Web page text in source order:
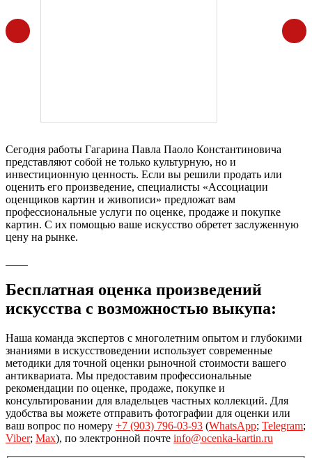
Сегодня работы Гагарина Павла Паоло Константиновича
представляют собой не только культурную, но и
инвестиционную ценность. Если вы решили продать или
оценить его произведение, специалисты «Ассоциации
оценщиков картин и живописи» предложат вам
профессиональные услуги по оценке, продаже и покупке
картин. С их помощью ваше искусство обретет заслуженную
цену на рынке.
Бесплатная оценка произведений
искусства с возможностью выкупа:
Наша команда экспертов с многолетним опытом и глубокими
знаниями в искусствоведении использует современные
методики для точной оценки рыночной стоимости вашего
антиквариата. Мы предоставим профессиональные
рекомендации по оценке, продаже, покупке и
консультировании для владельцев частных коллекций. Для
удобства вы можете отправить фотографии для оценки или
ваш вопрос по номеру +7 (903) 796-03-93 (WhatsApp; Telegram;
Viber; Max), по электронной почте info@ocenka-kartin.ru